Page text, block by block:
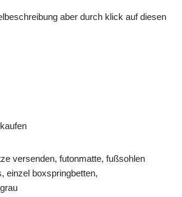
aber durch klick auf diesen
versenden, futonmatte, fußsohlen
einzel boxspringbetten,